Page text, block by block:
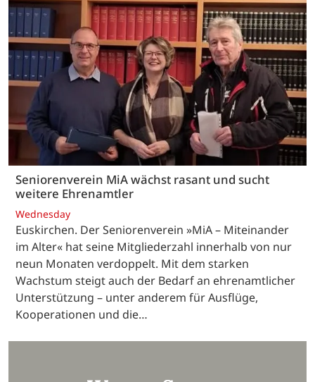
Seniorenverein MiA wächst rasant und sucht
weitere Ehrenamtler
Wednesday
Euskirchen. Der Seniorenverein »MiA – Miteinander
im Alter« hat seine Mitgliederzahl innerhalb von nur
neun Monaten verdoppelt. Mit dem starken
Wachstum steigt auch der Bedarf an ehrenamtlicher
Unterstützung – unter anderem für Ausflüge,
Kooperationen und die…